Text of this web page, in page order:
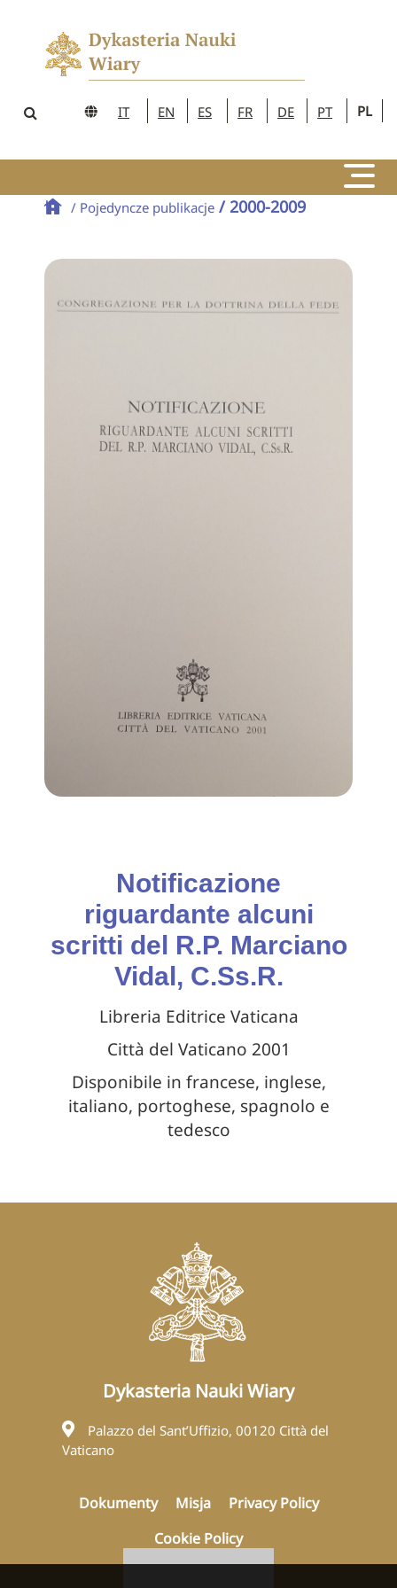
IT EN ES FR DE PT PL
/ Pojedyncze publikacje / 2000-2009
Notificazione
riguardante alcuni
scritti del R.P. Marciano
Vidal, C.Ss.R.
Libreria Editrice Vaticana
Città del Vaticano 2001
Disponibile in francese, inglese,
italiano, portoghese, spagnolo e
tedesco
Dykasteria Nauki Wiary
Palazzo del Sant’Uffizio, 00120 Città del
Vaticano
Dokumenty Misja
Privacy Policy
Cookie Policy